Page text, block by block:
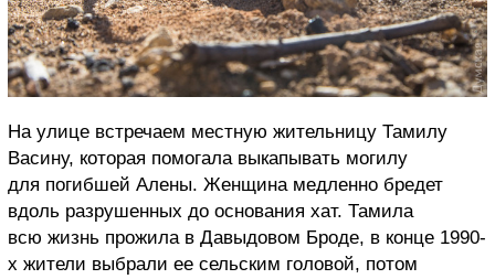
На улице встречаем местную жительницу Тамилу
Васину, которая помогала выкапывать могилу
для погибшей Алены. Женщина медленно бредет
вдоль разрушенных до основания хат. Тамила
всю жизнь прожила в Давыдовом Броде, в конце 1990-
х жители выбрали ее сельским головой, потом